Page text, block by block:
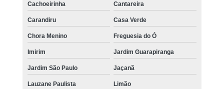
Cachoeirinha Cantareira
Carandiru Casa Verde
Chora Menino Freguesia do Ó
Imirim Jardim Guarapiranga
Jardim São Paulo Jaçanã
Lauzane Paulista Limão